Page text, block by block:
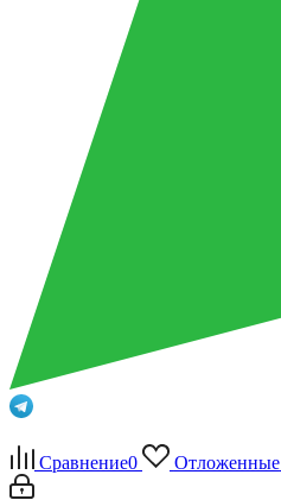
Сравнение0 Отложенные